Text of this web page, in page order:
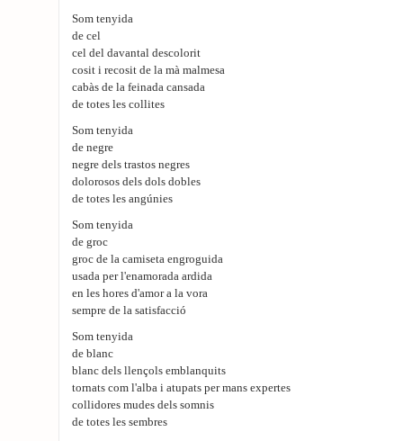
Som tenyida
de cel
cel del davantal descolorit
cosit i recosit de la mà malmesa
cabàs de la feinada cansada
de totes les collites
Som tenyida
de negre
negre dels trastos negres
dolorosos dels dols dobles
de totes les angúnies
Som tenyida
de groc
groc de la camiseta engroguida
usada per l'enamorada ardida
en les hores d'amor a la vora
sempre de la satisfacció
Som tenyida
de blanc
blanc dels llençols emblanquits
tornats com l'alba i atupats per mans expertes
collidores mudes dels somnis
de totes les sembres